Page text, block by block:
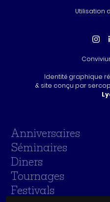
Anniversaires
Séminaires
Diners
Tournages
Festivals
Utilisation
Identité graphique
& site conçu par